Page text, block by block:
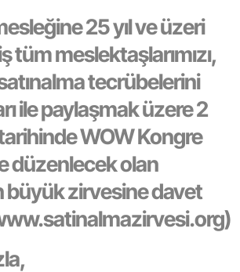
25 yıl ve üzeri
tüm meslektaşlarımızı,
tecrübelerini
ile paylaşmak üzere 2
WOW Kongre
düzenlecek olan
büyük zirvesine davet